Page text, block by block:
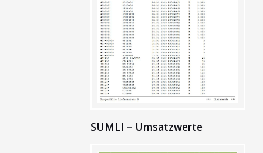
SUMLI – Umsatzwerte